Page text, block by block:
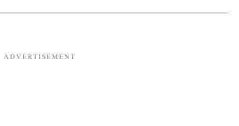
ADVERTISEMENT